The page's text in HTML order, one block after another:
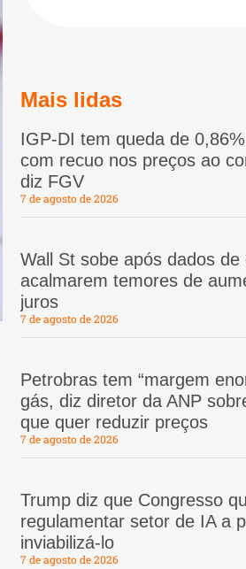
Mais lidas
IGP-DI tem queda de
com recuo nos preços ao
diz FGV
7 de agosto de 2026
Wall St sobe após dados de
acalmarem temores de
juros
7 de agosto de 2026
Petrobras tem “margem
gás, diz diretor da ANP
que quer reduzir preços
7 de agosto de 2026
Trump diz que Congresso
regulamentar setor de IA a
inviabilizá-lo
7 de agosto de 2026